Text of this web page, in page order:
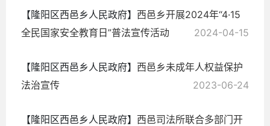
【隆阳区西邑乡人民政府】 西邑乡开展2024年“4·15
全民国家安全教育日”普法宣传活动
2024-04-15
【隆阳区西邑乡人民政府】 西邑乡未成年人权益保护
法治宣传
2023-06-24
【隆阳区西邑乡人民政府】 西邑司法所联合多部门开